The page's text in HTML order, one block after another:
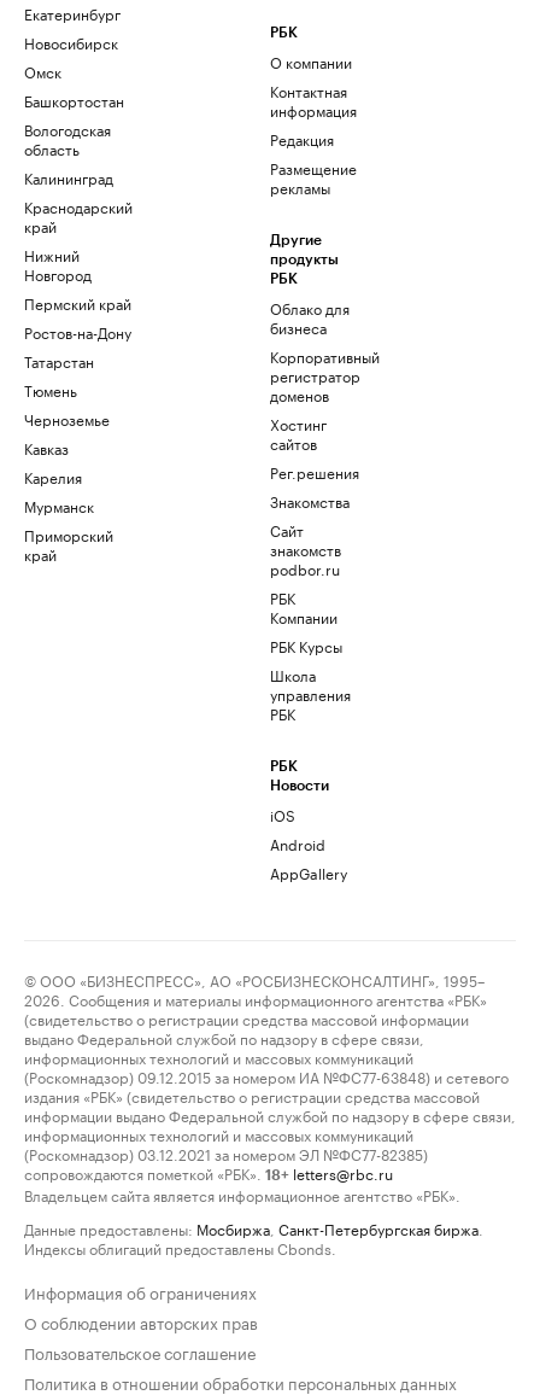
Екатеринбург
Новосибирск
Омск
Башкортостан
Вологодская
область
Калининград
Краснодарский
край
Нижний
Новгород
Пермский край
Ростов-на-Дону
Татарстан
Тюмень
Черноземье
Кавказ
Карелия
Мурманск
Приморский
край
РБК
О компании
Контактная
информация
Редакция
Размещение
рекламы
Другие
продукты
РБК
Облако для
бизнеса
Корпоративный
регистратор
доменов
Хостинг
сайтов
Рег.решения
Знакомства
Сайт
знакомств
podbor.ru
РБК
Компании
РБК Курсы
Школа
управления
РБК
РБК
Новости
iOS
Android
AppGallery
© ООО «БИЗНЕСПРЕСС», АО «РОСБИЗНЕСКОНСАЛТИНГ», 1995–
2026. Сообщения и материалы информационного агентства «РБК»
(свидетельство о регистрации средства массовой информации
выдано Федеральной службой по надзору в сфере связи,
информационных технологий и массовых коммуникаций
(Роскомнадзор) 09.12.2015 за номером ИА №ФС77-63848) и сетевого
издания «РБК» (свидетельство о регистрации средства массовой
информации выдано Федеральной службой по надзору в сфере связи,
информационных технологий и массовых коммуникаций
(Роскомнадзор) 03.12.2021 за номером ЭЛ №ФС77-82385)
сопровождаются пометкой «РБК».
18+ letters@rbc.ru
Владельцем сайта является информационное агентство «РБК».
Данные предоставлены: Мосбиржа Санкт-Петербургская биржа
Индексы облигаций предоставлены Cbonds.
Информация об ограничениях
О соблюдении авторских прав
Пользовательское соглашение
Политика в отношении обработки персональных данных